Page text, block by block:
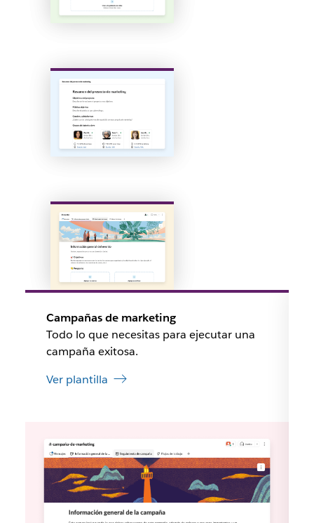
Campañas de marketing
Todo lo que necesitas para ejecutar una
campaña exitosa.
Ver plantilla